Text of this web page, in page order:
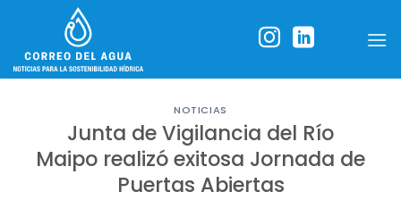
content
NOTICIAS
Junta de Vigilancia del Río
Maipo realizó exitosa Jornada de
Puertas Abiertas